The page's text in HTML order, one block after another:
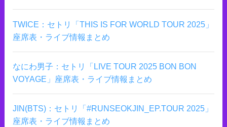
TWICE：セトリ「THIS IS FOR WORLD TOUR 2025」
座席表・ライブ情報まとめ
なにわ男子：セトリ「LIVE TOUR 2025 BON BON
VOYAGE」座席表・ライブ情報まとめ
JIN(BTS)：セトリ「#RUNSEOKJIN_EP.TOUR 2025」
座席表・ライブ情報まとめ